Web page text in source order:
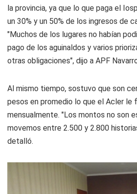
la provincia, ya que lo que paga el
un 30% y un 50% de los ingresos de
"Muchos de los lugares no habían
pago de los aguinaldos y varios
otras obligaciones", dijo a APF
Al mismo tiempo, sostuvo que son
pesos en promedio lo que el Acler le
mensualmente. "Los montos no son
movemos entre 2.500 y 2.800
detalló.